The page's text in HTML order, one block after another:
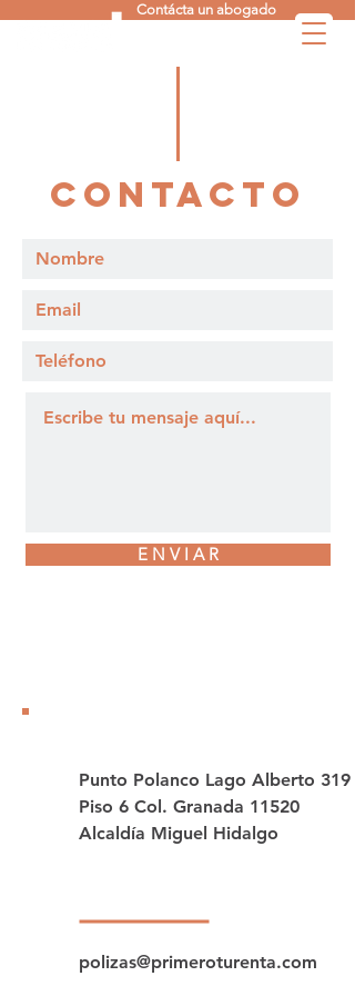
Contácta un abogado
Contacto
E N V I A R
Punto Polanco Lago Alberto 319
Piso 6 Col. Granada 11520
Alcaldía Miguel Hidalgo
polizas@primeroturenta.com